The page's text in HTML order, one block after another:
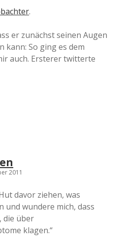
.
er zunächst seinen Augen
kann: So ging es dem
auch. Ersterer twitterte
2011
davor ziehen, was
und wundere mich, dass
die über
klagen.“